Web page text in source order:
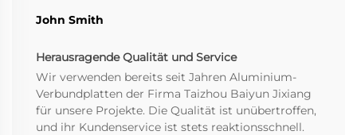
John Smith
Herausragende Qualität und Service
Wir verwenden bereits seit Jahren Aluminium-
Verbundplatten der Firma Taizhou Baiyun Jixiang
für unsere Projekte. Die Qualität ist unübertroffen,
und ihr Kundenservice ist stets reaktionsschnell.